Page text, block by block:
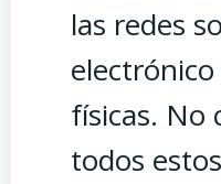
las redes
físicas. No
todos